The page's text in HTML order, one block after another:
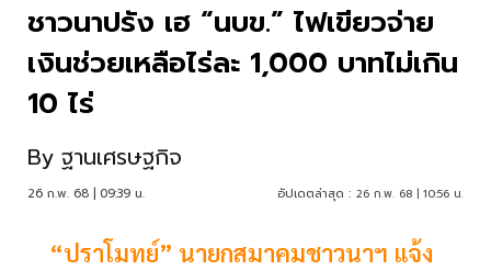
ชาวนาปรัง เฮ “นบข.” ไฟเขียวจ่าย
เงินช่วยเหลือไร่ละ 1,000 บาทไม่เกิน
10 ไร่
By ฐานเศรษฐกิจ
26 ก.พ. 68 | 09:39 น. อัปเดตล่าสุด : 26 ก.พ. 68 | 10:56 น.
“ปราโมทย์” นายกสมาคมชาวนาฯ แจ้ง